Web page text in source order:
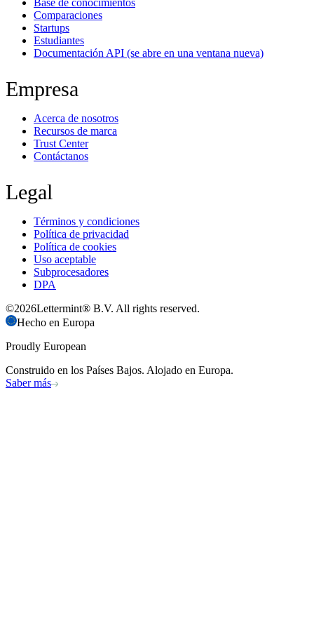
Comparaciones
Startups
Estudiantes
Documentación API (se abre en una ventana nueva)
Empresa
Acerca de nosotros
Recursos de marca
Trust Center
Contáctanos
Legal
Términos y condiciones
Política de privacidad
Política de cookies
Uso aceptable
Subprocesadores
DPA
©2026Lettermint® B.V. All rights reserved.
Hecho en Europa
Proudly European
Construido en los Países Bajos. Alojado en Europa.
Saber más